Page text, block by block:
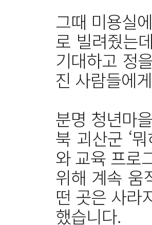
그때 미용실
로 빌려줬는
기대하고 정
진 사람들에
분명 청년마
북 괴산군 ‘
와 교육 프로
위해 계속 움
떤 곳은 사라
했습니다.